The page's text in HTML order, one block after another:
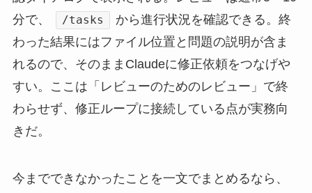
分で、
/tasks
から進行状況を確認できる。終
わった結果にはファイル位置と問題の説明が含ま
れるので、そのままClaudeに修正依頼をつなげや
すい。ここは「レビューのためのレビュー」で終
わらせず、修正ループに接続している点が実務向
きだ。
今までできなかったことを一文でまとめるなら、